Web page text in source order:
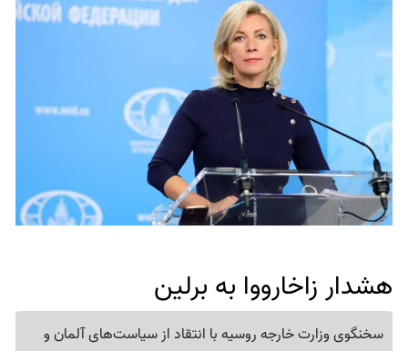
هشدار زاخارووا به برلین
سخنگوی وزارت خارجه روسیه با انتقاد از سیاست‌های آلمان و